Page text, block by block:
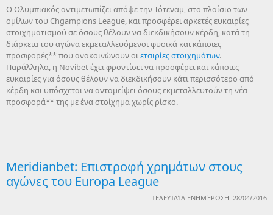
O Ολυμπιακός αντιμετωπίζει απόψε την Τότεναμ, στο πλαίσιο των
ομίλων του Chgampions League, και προσφέρει αρκετές ευκαιρίες
στοιχηματισμού σε όσους θέλουν να διεκδικήσουν κέρδη, κατά τη
διάρκεια του αγώνα εκμεταλλευόμενοι φυσικά και κάποιες
προσφορές** που ανακοινώνουν οιεταιρίες στοιχημάτων.
Παράλληλα, η Novibet έχει φροντίσει να προσφέρει και κάποιες
ευκαιρίες για όσους θέλουν να διεκδικήσουν κάτι περισσότερο από
κέρδη και υπόσχεται να ανταμείψει όσους εκμεταλλευτούν τη νέα
προσφορά** της με ένα στοίχημα χωρίς ρίσκο.
Meridianbet: Επιστροφή χρημάτων στους
αγώνες του Europa League
ΤΕΛΕΥΤΑΊΑ ΕΝΗΜΈΡΩΣΗ: 28/04/2016